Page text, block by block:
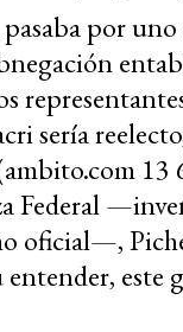
por uno
sería
Federal
oficial—,
este